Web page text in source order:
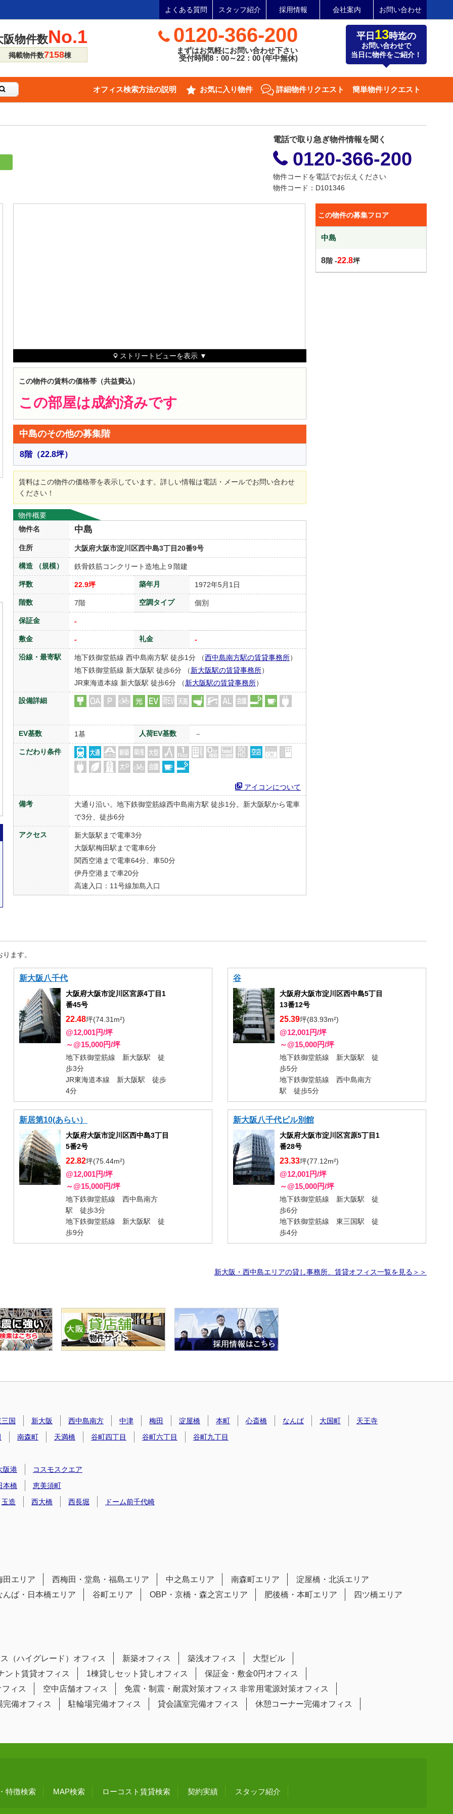
よくある質問 スタッフ紹介 採用情報 会社案内 お問い合わせ
阪物件数No.1
掲載物件数7158棟
0120-366-200
まずはお気軽にお問い合わせ下さい
受付時間8：00～22：00 (年中無休)
平日 13時迄の
お問い合わせで
当日に物件をご紹介！
オフィス検索方法の説明 お気に入り物件 詳細物件リクエスト 簡単物件リクエスト
電話で取り急ぎ物件情報を聞く
0120-366-200
物件コードを電話でお伝えください
物件コード：D101346
ストリートビューを表示 ▼
この物件の賃料の価格帯（共益費込）
この部屋は成約済みです
中島のその他の募集階
8階（22.8坪）
賃料はこの物件の価格帯を表示しています。詳しい情報は電話・メールでお問い合わせ
ください！
物件概要
物件名
中島
住所 大阪府大阪市淀川区西中島3丁目20番9号
構造 （規模） 鉄骨鉄筋コンクリート造地上９階建
坪数 22.9坪 築年月 1972年5月1日
階数 7階 空調タイプ 個別
保証金 -
敷金 - 礼金 -
沿線・最寄駅 地下鉄御堂筋線 西中島南方駅 徒歩1分 （西中島南方駅の賃貸事務所）
地下鉄御堂筋線 新大阪駅 徒歩6分 （新大阪駅の賃貸事務所）
JR東海道本線 新大阪駅 徒歩6分 （新大阪駅の賃貸事務所）
設備詳細
EV基数 1基 人荷EV基数 －
こだわり条件
アイコンについて
備考
大通り沿い。地下鉄御堂筋線西中島南方駅 徒歩1分。新大阪駅から電車
で3分、徒歩6分
アクセス
新大阪駅まで電車3分
大阪駅梅田駅まで電車6分
関西空港まで電車64分、車50分
伊丹空港まで車20分
高速入口：11号線加島入口
この物件の募集フロア
中島
8階 -22.8坪
ます。
新大阪八千代
大阪府大阪市淀川区宮原4丁目1
番45号
22.48坪(74.31m²)
@12,001円/坪
～@15,000円/坪
地下鉄御堂筋線 新大阪駅 徒
歩3分
JR東海道本線 新大阪駅 徒歩
4分
谷
大阪府大阪市淀川区西中島5丁目
13番12号
25.39坪(83.93m²)
@12,001円/坪
～@15,000円/坪
地下鉄御堂筋線 新大阪駅 徒
歩5分
地下鉄御堂筋線 西中島南方
駅 徒歩5分
新居第10(あらい）
大阪府大阪市淀川区西中島3丁目
5番2号
22.82坪(75.44m²)
@12,001円/坪
～@15,000円/坪
地下鉄御堂筋線 西中島南方
駅 徒歩3分
地下鉄御堂筋線 新大阪駅 徒
歩9分
新大阪八千代ビル別館
大阪府大阪市淀川区宮原5丁目1
番28号
23.33坪(77.12m²)
@12,001円/坪
～@15,000円/坪
地下鉄御堂筋線 新大阪駅 徒
歩6分
地下鉄御堂筋線 東三国駅 徒
歩4分
新大阪・西中島エリアの貸し事務所、賃貸オフィス一覧を見る＞＞
国 新大阪 西中島南方 中津 梅田 淀屋橋 本町 心斎橋 なんば 大国町
天王寺
南森町 天満橋 谷町四丁目 谷町六丁目 谷町九丁目
阪港
コスモスクエア
本橋
恵美須町
玉造
西大橋 西長堀 ドーム前千代崎
田エリア 西梅田・堂島・福島エリア 中之島エリア 南森町エリア
淀屋橋・北浜エリア
んば・日本橋エリア
谷町エリア OBP・京橋・森之宮エリア 肥後橋・本町エリア 四ツ橋エリア
（ハイグレード）オフィス 新築オフィス 築浅オフィス
大型ビル
ント賃貸オフィス
1棟貸しセット貸しオフィス
保証金・敷金0円オフィス
ィス
空中店舗オフィス 免震・制震・耐震対策オフィス 非常用電源対策オフィス
完備オフィス
駐輪場完備オフィス 貸会議室完備オフィス 休憩コーナー完備オフィス
特徴検索 MAP検索 ローコスト賃貸検索 契約実績 スタッフ紹介